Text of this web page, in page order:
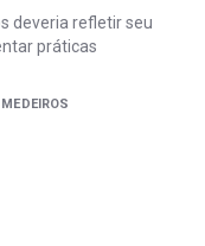
deveria refletir seu
práticas